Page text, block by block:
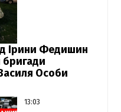
Ірини Федишин
бригади
Особи
13:03